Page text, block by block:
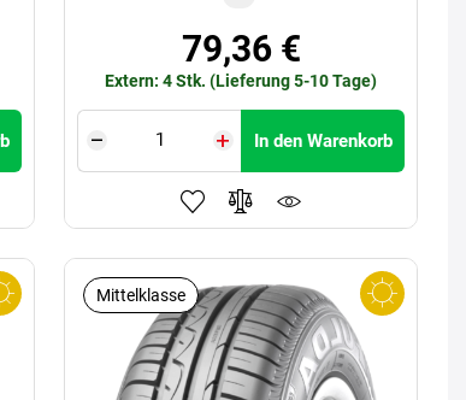
79,36 €
Extern: 4 Stk. (Lieferung 5-10 Tage)
In den Warenkorb
Mittelklasse